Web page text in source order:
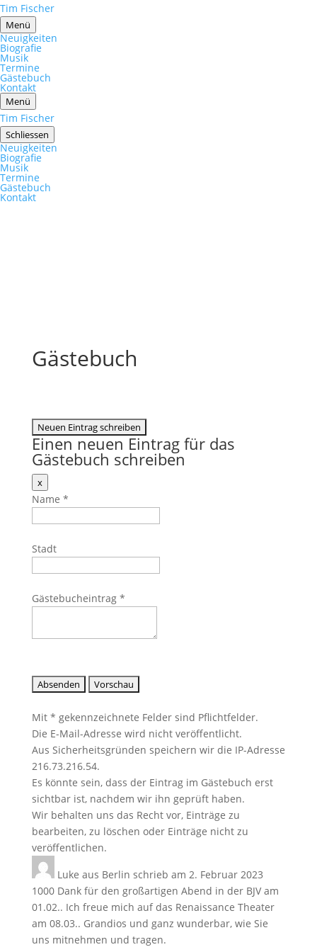
Tim Fischer
Menü
Neuigkeiten
Biografie
Musik
Termine
Gästebuch
Kontakt
Menü
Tim Fischer
Schliessen
Neuigkeiten
Biografie
Musik
Termine
Gästebuch
Kontakt
Gästebuch
Einen neuen Eintrag für das
Gästebuch schreiben
xDieses
Formular
ausblenden
Name *
Stadt
Gästebucheintrag *
Mit * gekennzeichnete Felder sind Pflichtfelder.
Die E-Mail-Adresse wird nicht veröffentlicht.
Aus Sicherheitsgründen speichern wir die IP-Adresse
216.73.216.54.
Es könnte sein, dass der Eintrag im Gästebuch erst
sichtbar ist, nachdem wir ihn geprüft haben.
Wir behalten uns das Recht vor, Einträge zu
bearbeiten, zu löschen oder Einträge nicht zu
veröffentlichen.
Luke aus Berlin schrieb am 2. Februar 2023
1000 Dank für den großartigen Abend in der BJV am
01.02.. Ich freue mich auf das Renaissance Theater
am 08.03.. Grandios und ganz wunderbar, wie Sie
uns mitnehmen und tragen.